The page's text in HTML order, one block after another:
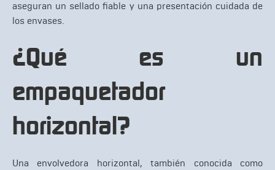
aseguran un sellado fiable y una presentación cuidada de
los envases.
¿Qué es un
empaquetador
horizontal?
Una envolvedora horizontal, también conocida como